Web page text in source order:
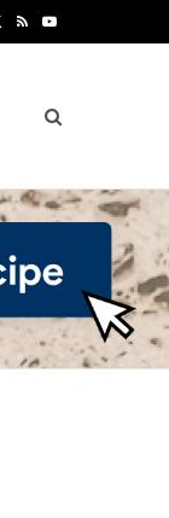
i
t
r
R Y
u
u
e